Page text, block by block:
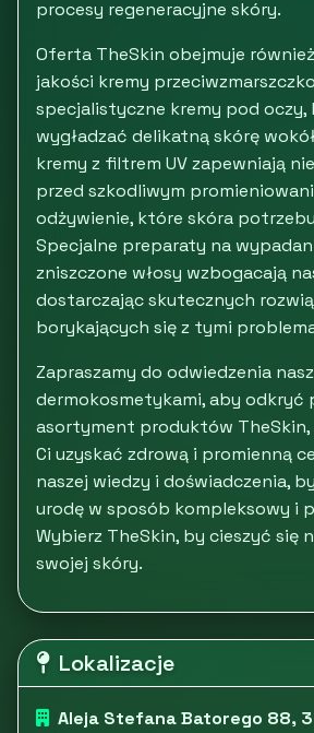
procesy regeneracyjne skóry.
Oferta TheSkin obejmuje
jakości kremy
specjalistyczne kremy pod
wygładzać delikatną skórę
kremy z filtrem UV zapewniają
przed szkodliwym
odżywienie, które skóra
Specjalne preparaty na
zniszczone włosy wzbogacają
dostarczając skutecznych
borykających się z tymi
Zapraszamy do odwiedzenia
dermokosmetykami, aby odkryć
asortyment produktów
Ci uzyskać zdrową i promienną
naszej wiedzy i doświadczenia,
urodę w sposób kompleksowy i
Wybierz TheSkin, by cieszyć się
swojej skóry.
Lokalizacje
Aleja Stefana Batorego 88,